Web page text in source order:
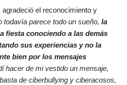
agradeció el reconocimiento y
todavía parece todo un sueño, la
fiesta conociendo a las demás
sus experiencias y no la
bien por los mensajes
hacer de mi vestido un mensaje,
de ciberbullying y ciberacosos,